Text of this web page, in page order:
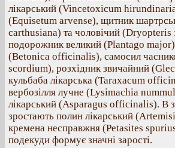
лікарський (Vincetoxicum
(Equisetum arvense), щитник
carthusiana) та чоловічий
подорожник великий (Plantago
(Betonica officinalis), самосил
scordium), розхідник звичайний
кульбаба лікарська (Taraxacum
вербозілля лучне (Lysimachia
лікарський (Asparagus officinalis). В
зростають полин лікарський
кремена несправжня (Petasites
подекуди формує значні зарості.